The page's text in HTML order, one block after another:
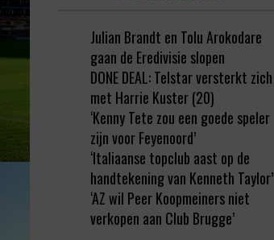
Julian Brandt en Tolu Arokodare
gaan de Eredivisie slopen
DONE DEAL: Telstar versterkt zich
met Harrie Kuster (20)
‘Kenny Tete zou een goede speler
zijn voor Feyenoord’
‘Italiaanse topclub aast op de
handtekening van Kenneth Taylor’
‘AZ wil Peer Koopmeiners niet
verkopen aan Club Brugge’